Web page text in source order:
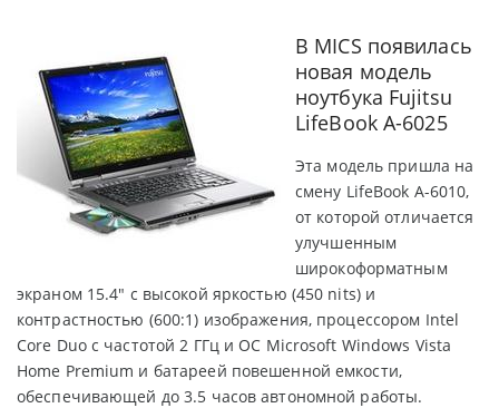
В МICS появилась
новая модель
ноутбука Fujitsu
LifeBook A-6025
Эта модель пришла на
смену LifeBook A-6010,
от которой отличается
улучшенным
широкоформатным
экраном 15.4" с высокой яркостью (450 nits) и
контрастностью (600:1) изображения, процессором Intel
Core Duo с частотой 2 ГГц и ОС Microsoft Windows Vista
Home Premium и батареей повешенной емкости,
обеспечивающей до 3.5 часов автономной работы.